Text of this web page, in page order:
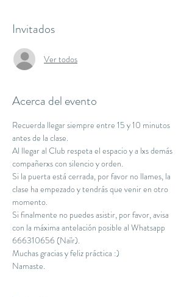
Invitados
Ver todos
Acerca del evento
Recuerda llegar siempre entre 15 y 10 minutos
antes de la clase.
Al llegar al Club respeta el espacio y a lxs demás
compañerxs con silencio y orden.
Si la puerta está cerrada, por favor no llames, la
clase ha empezado y tendrás que venir en otro
momento.
Si finalmente no puedes asistir, por favor, avisa
con la máxima antelación posible al Whatsapp
666310656 (Naïr).
Muchas gracias y feliz práctica :)
Namaste.